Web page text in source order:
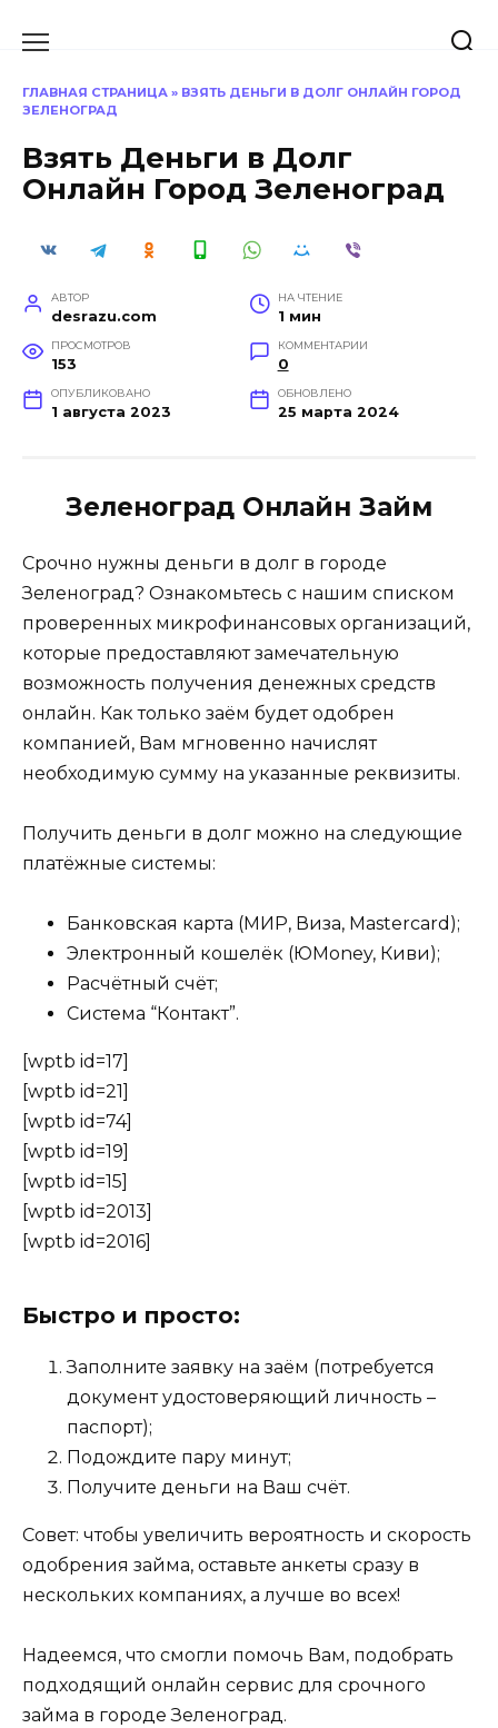
ГЛАВНАЯ СТРАНИЦА » ВЗЯТЬ ДЕНЬГИ В ДОЛГ ОНЛАЙН ГОРОД
ЗЕЛЕНОГРАД
Взять Деньги в Долг
Онлайн Город Зеленоград
АВТОР
desrazu.com
НА ЧТЕНИЕ
1 мин
ПРОСМОТРОВ
153
КОММЕНТАРИИ
0
ОПУБЛИКОВАНО
1 августа 2023
ОБНОВЛЕНО
25 марта 2024
Зеленоград Онлайн Займ
Срочно нужны деньги в долг в городе
Зеленоград? Ознакомьтесь с нашим списком
проверенных микрофинансовых организаций,
которые предоставляют замечательную
возможность получения денежных средств
онлайн. Как только заём будет одобрен
компанией, Вам мгновенно начислят
необходимую сумму на указанные реквизиты.
Получить деньги в долг можно на следующие
платёжные системы:
Банковская карта (МИР, Виза, Mastercard);
Электронный кошелёк (ЮMoney, Киви);
Расчётный счёт;
Система “Контакт”.
[wptb id=17]
[wptb id=21]
[wptb id=74]
[wptb id=19]
[wptb id=15]
[wptb id=2013]
[wptb id=2016]
Быстро и просто:
Заполните заявку на заём (потребуется
документ удостоверяющий личность –
паспорт);
Подождите пару минут;
Получите деньги на Ваш счёт.
Совет: чтобы увеличить вероятность и скорость
одобрения займа, оставьте анкеты сразу в
нескольких компаниях, а лучше во всех!
Надеемся, что смогли помочь Вам, подобрать
подходящий онлайн сервис для срочного
займа в городе Зеленоград.